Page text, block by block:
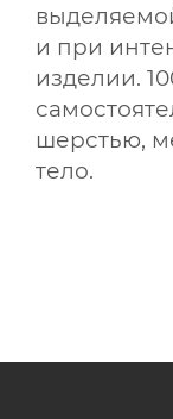
и при
изделии.
шерстью,
тело.